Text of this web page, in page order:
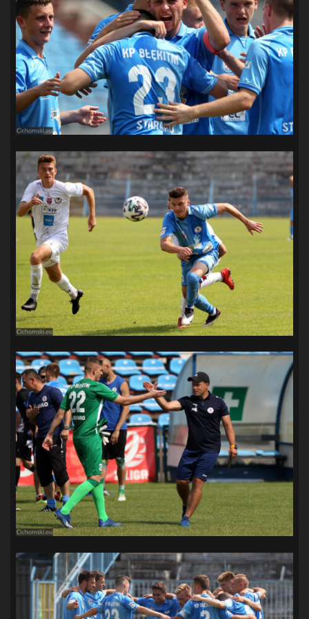
SANDRA SPA POGOŃ SZCZECIN(100) SIEDLECKA(63)
SPARING(110) SPR POGOŃ SZCZECIN(72)
SPÓJNIA STARGARD(35) STOCZNIA SZCZECIN (40)
SUPERLIGA KOBIET(58) SUPERLIGA MĘŻCZYZN (92)
TAURON LIGA KOBIET(106) TENIS(26) TREFL SOPOT(26)
WYGRANA(43) ZAGŁĘBIE LUBIN(36) ŚLĄSK WROCŁAW(29)
ŚWIT SKOLWIN (111)
STAT4U